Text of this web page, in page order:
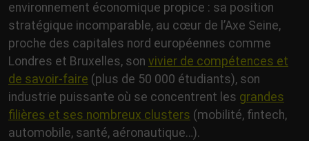
environnement économique propice : sa position
stratégique incomparable, au cœur de l’Axe Seine,
proche des capitales nord européennes comme
Londres et Bruxelles, son vivier de compétences et
de savoir-faire (plus de 50 000 étudiants), son
industrie puissante où se concentrent les grandes
filières et ses nombreux clusters (mobilité, fintech,
automobile, santé, aéronautique…).